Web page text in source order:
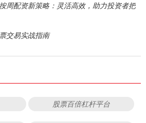
周配资新策略：灵活高效，助力投资者把
交易实战指南
股票百倍杠杆平台